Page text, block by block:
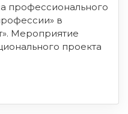
профессионального
в
Мероприятие
проекта